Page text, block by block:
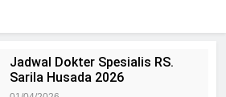
Jadwal Dokter Spesialis RS.
Sarila Husada 2026